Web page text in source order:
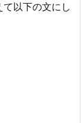
以下の文にし